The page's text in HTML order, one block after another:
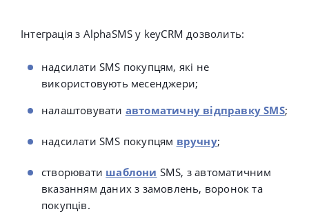
Інтеграція з AlphaSMS у keyCRM дозволить:
надсилати SMS покупцям, які не
використовують месенджери;
налаштовувати автоматичну відправку SMS;
надсилати SMS покупцям вручну;
створювати шаблони SMS, з автоматичним
вказанням даних з замовлень, воронок та
покупців.